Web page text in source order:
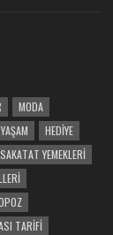
MODA
HEDIYE
SAKATAT YEMEKLERI
TARIFI